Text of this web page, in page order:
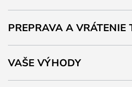
PREPRAVA A VRÁTENIE
VAŠE VÝHODY